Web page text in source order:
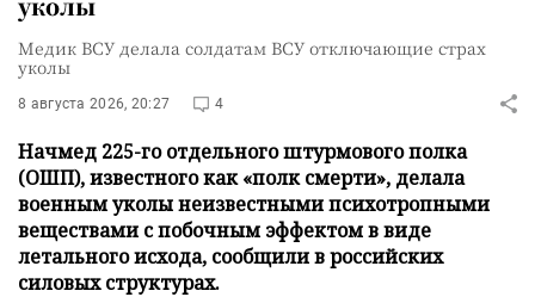
Медик ВСУ делала солдатам ВСУ отключающие страх
уколы
8 августа 2026, 20:27 4
Начмед 225-го отдельного штурмового полка
(ОШП), известного как «полк смерти», делала
военным уколы неизвестными психотропными
веществами с побочным эффектом в виде
летального исхода, сообщили в российских
силовых структурах.